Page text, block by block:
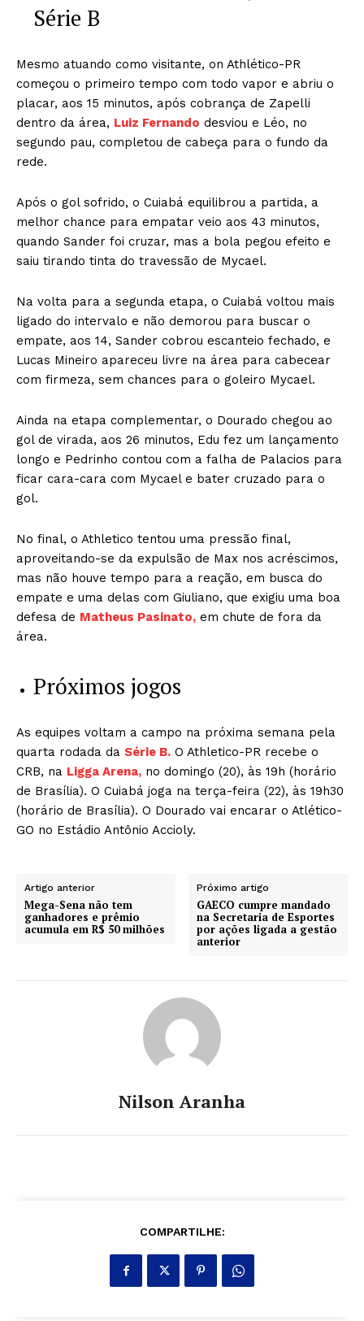
Série B
Mesmo atuando como visitante, on Athlético-PR
começou o primeiro tempo com todo vapor e abriu o
placar, aos 15 minutos, após cobrança de Zapelli
dentro da área, Luiz Fernando desviou e Léo, no
segundo pau, completou de cabeça para o fundo da
rede.
Após o gol sofrido, o Cuiabá equilibrou a partida, a
melhor chance para empatar veio aos 43 minutos,
quando Sander foi cruzar, mas a bola pegou efeito e
saiu tirando tinta do travessão de Mycael.
Na volta para a segunda etapa, o Cuiabá voltou mais
ligado do intervalo e não demorou para buscar o
empate, aos 14, Sander cobrou escanteio fechado, e
Lucas Mineiro apareceu livre na área para cabecear
com firmeza, sem chances para o goleiro Mycael.
Ainda na etapa complementar, o Dourado chegou ao
gol de virada, aos 26 minutos, Edu fez um lançamento
longo e Pedrinho contou com a falha de Palacios para
ficar cara-cara com Mycael e bater cruzado para o
gol.
No final, o Athletico tentou uma pressão final,
aproveitando-se da expulsão de Max nos acréscimos,
mas não houve tempo para a reação, em busca do
empate e uma delas com Giuliano, que exigiu uma boa
defesa de Matheus Pasinato, em chute de fora da
área.
Próximos jogos
As equipes voltam a campo na próxima semana pela
quarta rodada da Série B. O Athletico-PR recebe o
CRB, na Ligga Arena, no domingo (20), às 19h (horário
de Brasília). O Cuiabá joga na terça-feira (22), às 19h30
(horário de Brasília). O Dourado vai encarar o Atlético-
GO no Estádio Antônio Accioly.
Artigo anterior
Mega-Sena não tem
ganhadores e prêmio
acumula em R$ 50 milhões
Próximo artigo
GAECO cumpre mandado
na Secretaria de Esportes
por ações ligada a gestão
anterior
Nilson Aranha
COMPARTILHE: